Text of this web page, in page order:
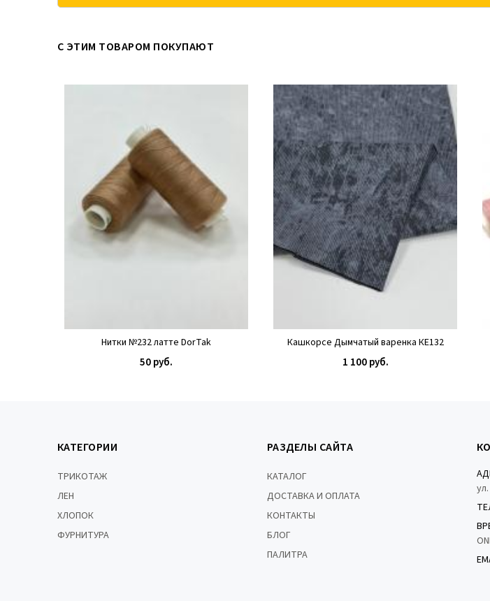
С ЭТИМ ТОВАРОМ ПОКУПАЮТ
Нитки №232 латте DorTak
50 руб.
Кашкорсе Дымчатый варенка КЕ132
1 100 руб.
КАТЕГОРИИ
ТРИКОТАЖ
ЛЕН
ХЛОПОК
ФУРНИТУРА
РАЗДЕЛЫ САЙТА
КАТАЛОГ
ДОСТАВКА И ОПЛАТА
КОНТАКТЫ
БЛОГ
ПАЛИТРА